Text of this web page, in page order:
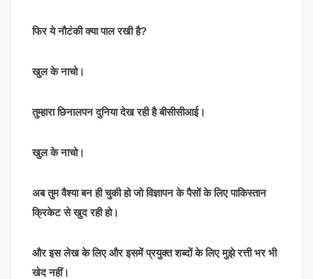
फिर ये नौटंकी क्या पाल रखी है?
खुल के नाचो।
तुम्हारा छिनालपन दुनिया देख रही है बीसीसीआई।
खुल के नाचो।
अब तुम वैश्या बन ही चुकी हो जो विज्ञापन के पैसों के लिए पाकिस्तान
क्रिकेट से खुद रही हो।
और इस लेख के लिए और इसमें प्रयुक्त शब्दों के लिए मुझे रत्ती भर भी
खेद नहीं।